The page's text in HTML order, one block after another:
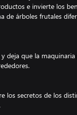
e invierte los
de árboles frutales
deja que la
los secretos de los